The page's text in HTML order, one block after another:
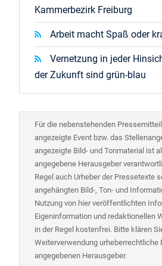
Kammerbezirk Freiburg
Arbeit macht Spaß oder
Vernetzung in jeder
der Zukunft sind grün-blau
Für die nebenstehenden
angezeigte Event bzw. das
angezeigte Bild- und Tonmaterial ist
angegebene Herausgeber
Regel auch Urheber der Pressetexte
angehängten Bild-, Ton- und
Nutzung von hier veröffentlichten
Eigeninformation und redaktionellen
in der Regel kostenfrei. Bitte klären
Weiterverwendung urheberrechtliche
angegebenen Herausgeber.